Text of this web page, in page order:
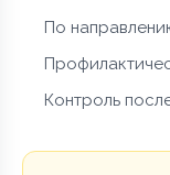
По
Контроль